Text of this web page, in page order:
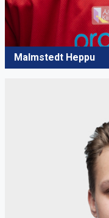
Malmstedt Heppu